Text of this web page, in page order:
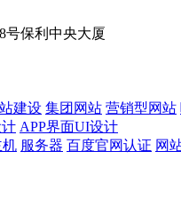
号保利中央大厦
建设 集团网站 营销型网站
APP界面UI设计
机 服务器 百度官网认证 网